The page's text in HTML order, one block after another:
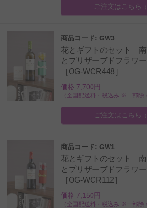
ご注文はこちら
商品コード: GW3
花とギフトのセット 南
とプリザーブドフラワー
［OG-WCR448］
価格 7,700円
（全国配送料・税込み ※一部除
ご注文はこちら
商品コード: GW1
花とギフトのセット 南
とプリザーブドフラワー
［OG-WCR112］
価格 7,150円
（全国配送料・税込み ※一部除